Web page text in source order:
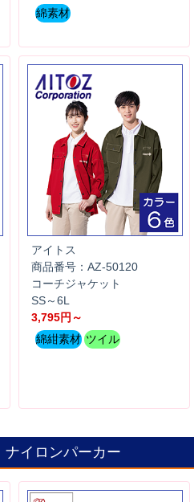
綿素材
アイトス
商品番号：AZ-50120
コーチジャケット
SS～6L
3,795円～
綿紺素材 ツイル
ナイロンパーカー